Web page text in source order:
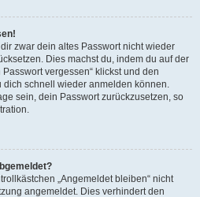
zwar dein altes Passwort nicht wieder
Dies machst du, indem du auf der
vergessen“ klickst und den
dich schnell wieder anmelden können.
sein, dein Passwort zurückzusetzen, so
„Angemeldet bleiben“ nicht
angemeldet. Dies verhindert den